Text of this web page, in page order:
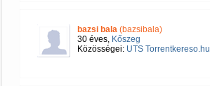
bazsi bala (bazsibala)
30 éves, Kőszeg
Közösségei: UTS Torrentkereso.hu